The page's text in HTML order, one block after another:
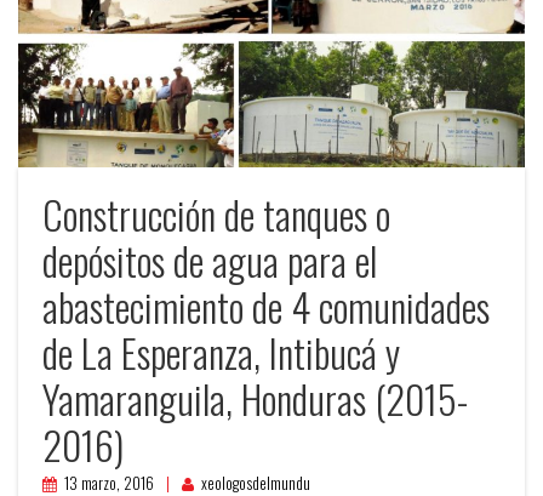
Construcción de tanques o
depósitos de agua para el
abastecimiento de 4 comunidades
de La Esperanza, Intibucá y
Yamaranguila, Honduras (2015-
2016)
13 marzo, 2016 xeologosdelmundu